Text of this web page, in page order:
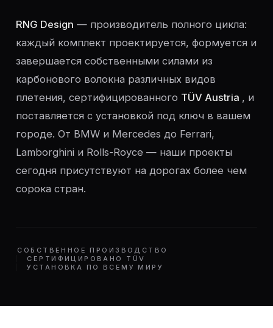
RNG Design — производитель полного цикла:
каждый комплект проектируется, формуется и
завершается собственными силами из
карбонового волокна различных видов
плетения, сертифицированного TÜV Austria , и
поставляется с установкой под ключ в вашем
городе. От BMW и Mercedes до Ferrari,
Lamborghini и Rolls-Royce — наши проекты
сегодня присутствуют на дорогах более чем
сорока стран.
СОБСТВЕННОЕ ПРОИЗВОДСТВО
СЕРТИФИЦИРОВАНО TÜV
УСТАНОВКА ПО ВСЕМУ МИРУ